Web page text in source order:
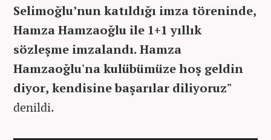
Selimoğlu’nun katıldığı imza töreninde,
Hamza Hamzaoğlu ile 1+1 yıllık
sözleşme imzalandı. Hamza
Hamzaoğlu'na kulübümüze hoş geldin
diyor, kendisine başarılar diliyoruz"
denildi.